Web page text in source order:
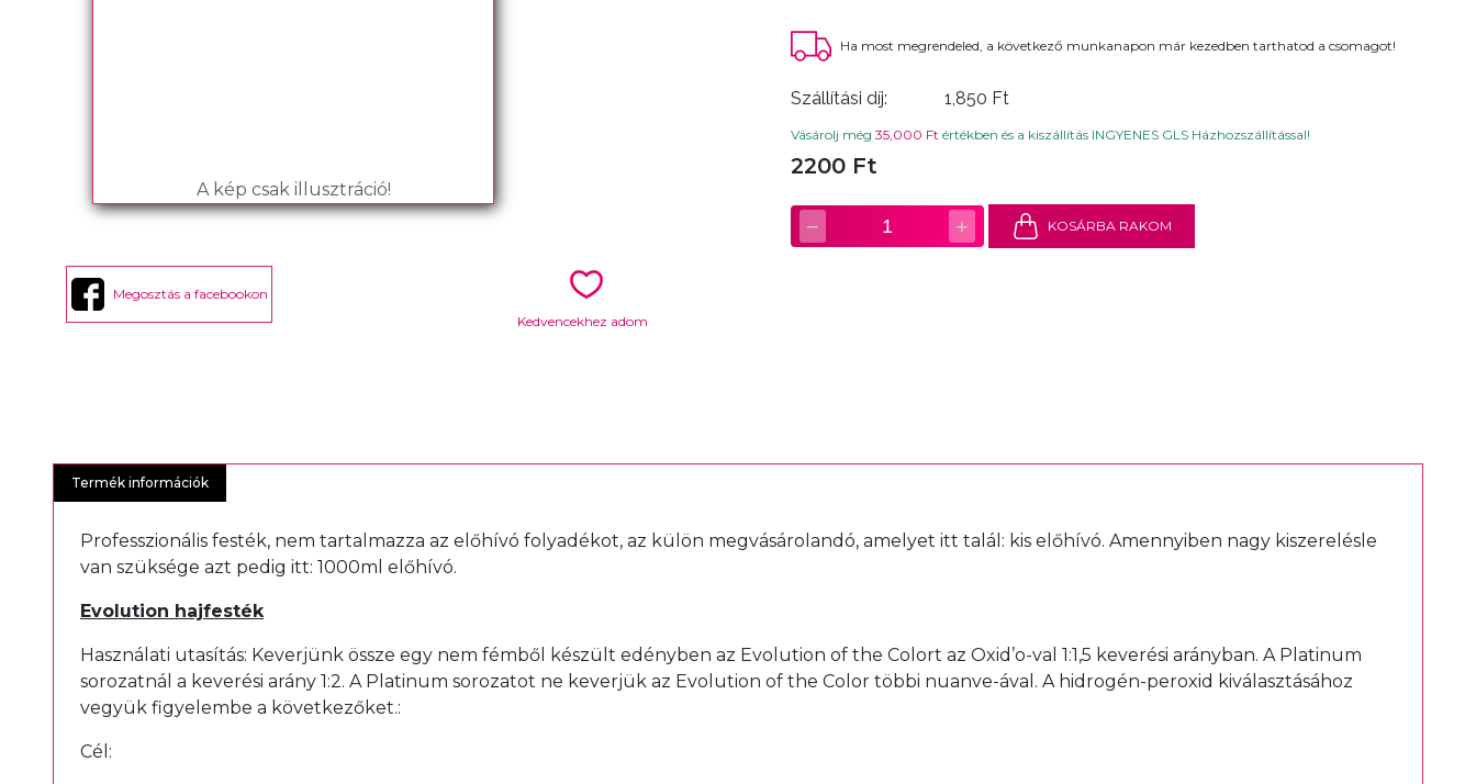
A kép csak illusztráció!
Megosztás a facebookon
Kedvencekhez adom
Ha most megrendeled, a következő munkanapon már kezedben tarthatod a csomagot!
Szállítási díj: 1,850 Ft
Vásárolj még 35,000 Ft értékben és a kiszállítás INGYENES GLS Házhozszállítással!
2200 Ft
− 1 + KOSÁRBA RAKOM
Termék információk
Professzionális festék, nem tartalmazza az előhívó folyadékot, az külön megvásárolandó, amelyet itt talál: kis előhívó. Amennyiben nagy kiszerelésle
van szüksége azt pedig itt: 1000ml előhívó.
Evolution hajfesték
Használati utasítás: Keverjünk össze egy nem fémből készült edényben az Evolution of the Colort az Oxid’o-val 1:1,5 keverési arányban. A Platinum
sorozatnál a keverési arány 1:2. A Platinum sorozatot ne keverjük az Evolution of the Color többi nuanve-ával. A hidrogén-peroxid kiválasztásához
vegyük figyelembe a következőket.:
Cél: